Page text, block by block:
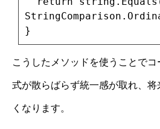
}
こうしたメソッドを使うことで
式が散らばらず統一感が取れ、
くなります。